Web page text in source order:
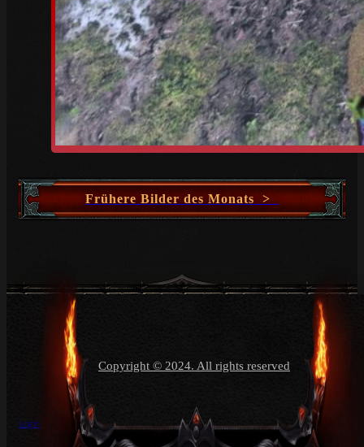
Frühere Bilder des Monats >
Copyright © 2024. All rights reserved
Login